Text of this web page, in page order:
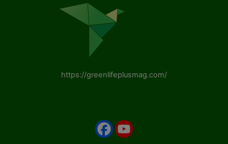
https://greenlifeplusmag.com/